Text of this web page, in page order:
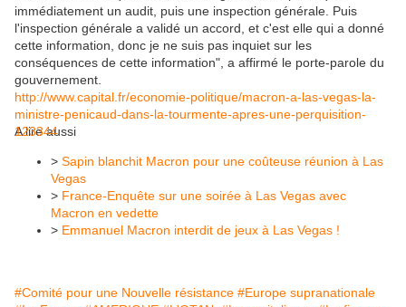
immédiatement un audit, puis une inspection générale. Puis
l'inspection générale a validé un accord, et c'est elle qui a donné
cette information, donc je ne suis pas inquiet sur les
conséquences de cette information", a affirmé le porte-parole du
gouvernement.
http://www.capital.fr/economie-politique/macron-a-las-vegas-la-
ministre-penicaud-dans-la-tourmente-apres-une-perquisition-
123344
A lire aussi
> Sapin blanchit Macron pour une coûteuse réunion à Las
Vegas
> France-Enquête sur une soirée à Las Vegas avec
Macron en vedette
> Emmanuel Macron interdit de jeux à Las Vegas !
#Comité pour une Nouvelle résistance #Europe supranationale